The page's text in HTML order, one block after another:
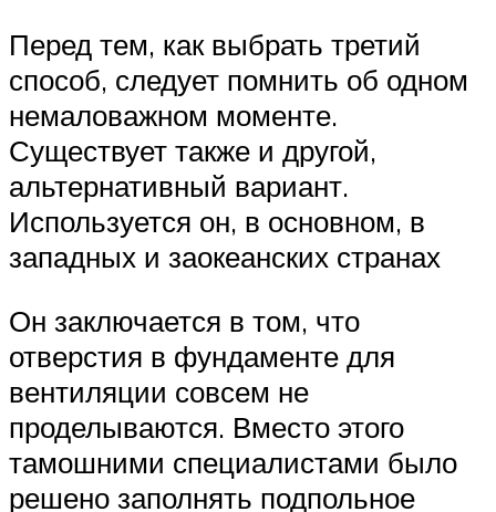
Перед тем, как выбрать третий
способ, следует помнить об одном
немаловажном моменте.
Существует также и другой,
альтернативный вариант.
Используется он, в основном, в
западных и заокеанских странах
Он заключается в том, что
отверстия в фундаменте для
вентиляции совсем не
проделываются. Вместо этого
тамошними специалистами было
решено заполнять подпольное